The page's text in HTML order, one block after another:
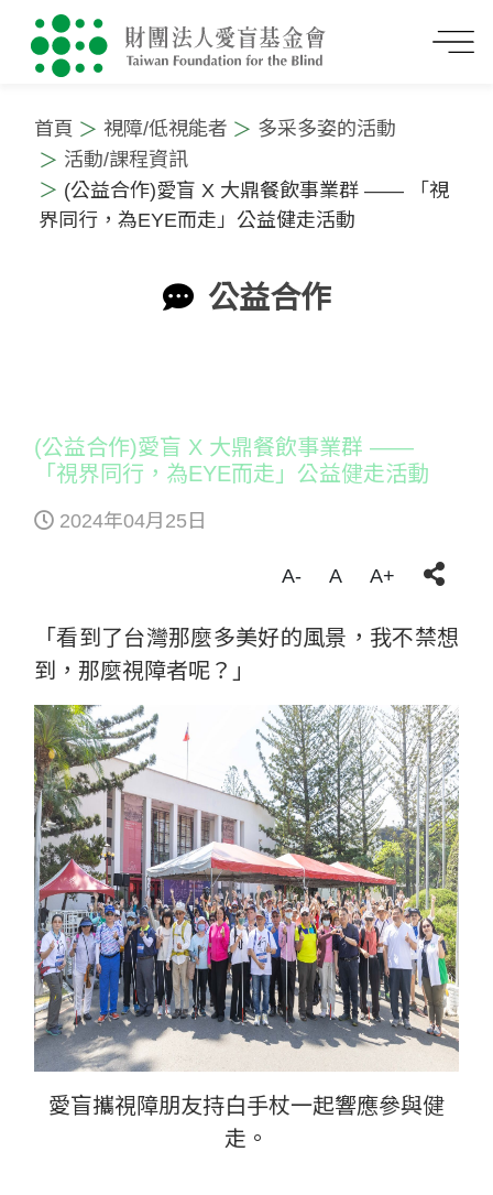
首頁 視障/低視能者
多采多姿的活動
活動/課程資訊
(公益合作)愛盲 X 大鼎餐飲事業群 —— 「視
界同行，為EYE而走」公益健走活動
公益合作
(公益合作)愛盲 X 大鼎餐飲事業群 ——
「視界同行，為EYE而走」公益健走活動
2024年04月25日
A- A A+
「看到了台灣那麼多美好的風景，我不禁想
到，那麼視障者呢？」
愛盲攜視障朋友持白手杖一起響應參與健
走。